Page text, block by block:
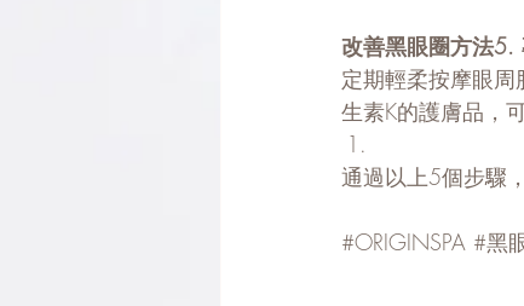
改善黑眼圈方法5.
定期輕柔按摩眼
生素K的護膚品，
通過以上5個步驟
#ORIGINSPA #黑